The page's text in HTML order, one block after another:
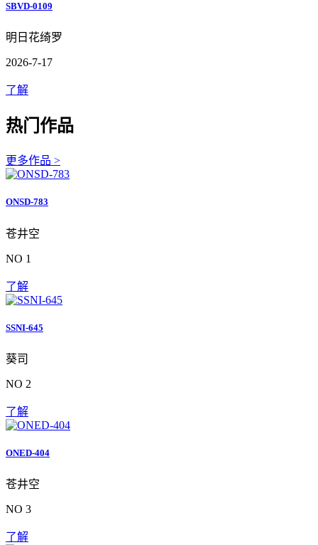
SBVD-0109
明日花绮罗
2026-7-17
了解
热门作品
更多作品 >
ONSD-783
苍井空
NO 1
了解
SSNI-645
葵司
NO 2
了解
ONED-404
苍井空
NO 3
了解